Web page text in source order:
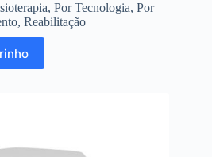
, Por Tecnologia, Por
, Reabilitação